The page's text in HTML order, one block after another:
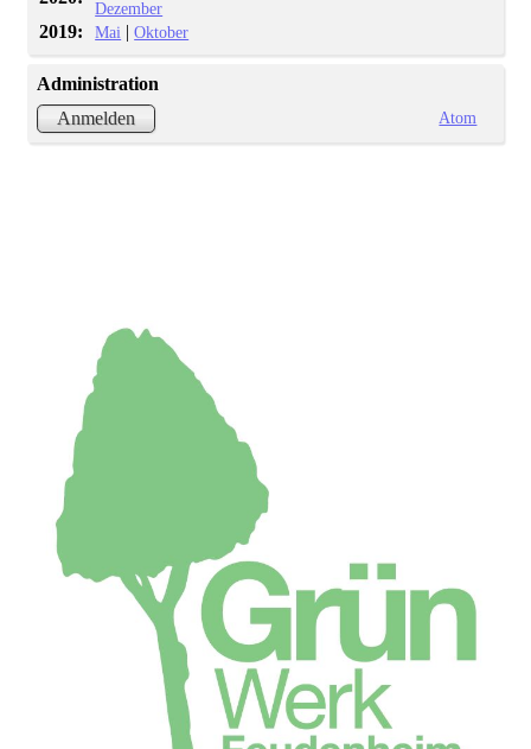
Dezember
2019: Mai |Oktober
Administration
Anmelden
Atom